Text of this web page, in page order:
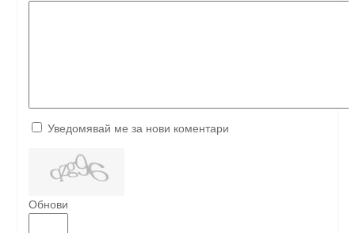
Уведомявай ме за нови коментари
Обнови